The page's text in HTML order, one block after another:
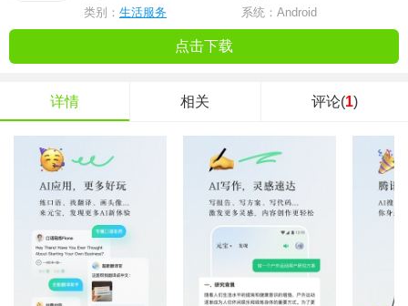
类别： 生活服务 系统：Android
点击下载
详情 相关 评论(1)